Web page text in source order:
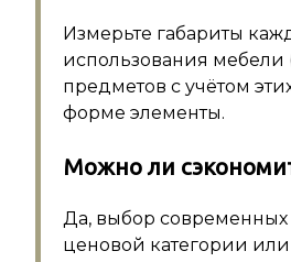
Измерьте габариты
использования
предметов с учётом
форме элементы.
Можно ли
Да, выбор современных
ценовой категории